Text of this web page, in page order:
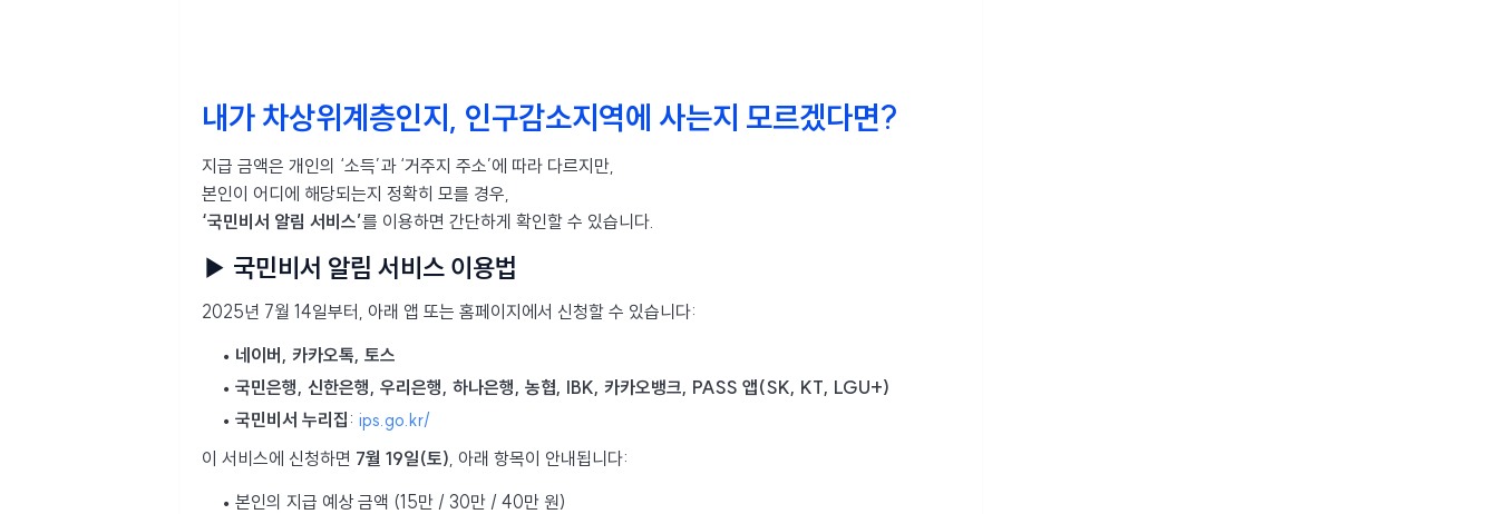
내가 차상위계층인지, 인구감소지역에 사는지 모르겠다면?
지급 금액은 개인의 ‘소득’과 ‘거주지 주소’에 따라 다르지만,
본인이 어디에 해당되는지 정확히 모를 경우,
‘국민비서 알림 서비스’를 이용하면 간단하게 확인할 수 있습니다.
▶ 국민비서 알림 서비스 이용법
2025년 7월 14일부터, 아래 앱 또는 홈페이지에서 신청할 수 있습니다:
네이버, 카카오톡, 토스
국민은행, 신한은행, 우리은행, 하나은행, 농협, IBK, 카카오뱅크, PASS 앱(SK, KT, LGU+)
국민비서 누리집 : ips.go.kr/
이 서비스에 신청하면 7월 19일(토), 아래 항목이 안내됩니다:
본인의 지급 예상 금액 (15만 / 30만 / 40만 원)